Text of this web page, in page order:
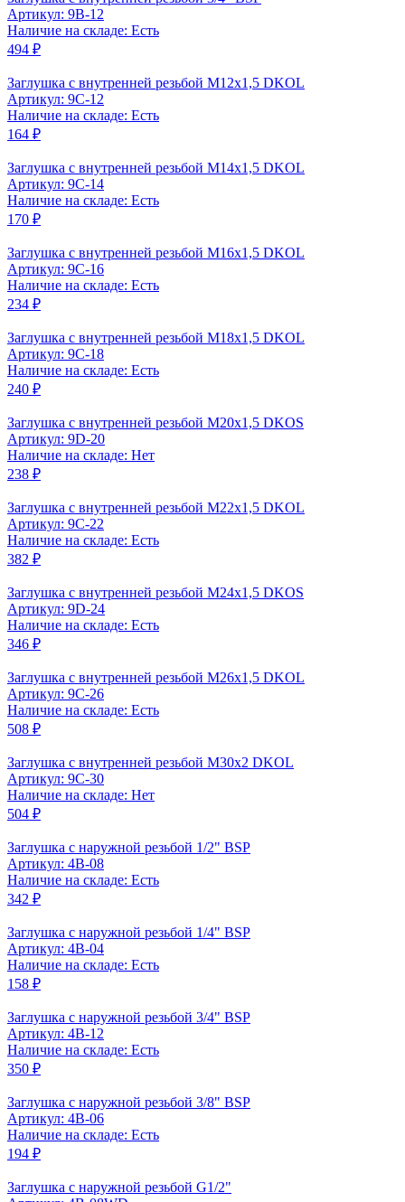
Артикул: 9B-12
Наличие на складе: Есть
494 ₽
Заглушка с внутренней резьбой M12x1,5 DKOL
Артикул: 9C-12
Наличие на складе: Есть
164 ₽
Заглушка с внутренней резьбой M14x1,5 DKOL
Артикул: 9C-14
Наличие на складе: Есть
170 ₽
Заглушка с внутренней резьбой M16x1,5 DKOL
Артикул: 9C-16
Наличие на складе: Есть
234 ₽
Заглушка с внутренней резьбой M18x1,5 DKOL
Артикул: 9C-18
Наличие на складе: Есть
240 ₽
Заглушка с внутренней резьбой M20x1,5 DKOS
Артикул: 9D-20
Наличие на складе: Нет
238 ₽
Заглушка с внутренней резьбой M22x1,5 DKOL
Артикул: 9C-22
Наличие на складе: Есть
382 ₽
Заглушка с внутренней резьбой M24x1,5 DKOS
Артикул: 9D-24
Наличие на складе: Есть
346 ₽
Заглушка с внутренней резьбой M26x1,5 DKOL
Артикул: 9C-26
Наличие на складе: Есть
508 ₽
Заглушка с внутренней резьбой M30x2 DKOL
Артикул: 9C-30
Наличие на складе: Нет
504 ₽
Заглушка с наружной резьбой 1/2" BSP
Артикул: 4B-08
Наличие на складе: Есть
342 ₽
Заглушка с наружной резьбой 1/4" BSP
Артикул: 4B-04
Наличие на складе: Есть
158 ₽
Заглушка с наружной резьбой 3/4" BSP
Артикул: 4B-12
Наличие на складе: Есть
350 ₽
Заглушка с наружной резьбой 3/8" BSP
Артикул: 4B-06
Наличие на складе: Есть
194 ₽
Заглушка с наружной резьбой G1/2"